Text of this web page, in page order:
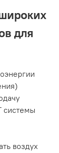
для
системы
воздух